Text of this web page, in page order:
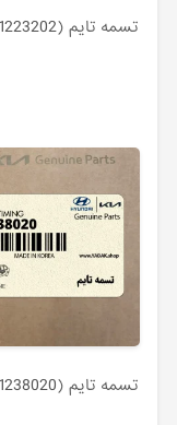
تسمه تايم (2431223202) کیا
تسمه تايم (2431238020) کیا